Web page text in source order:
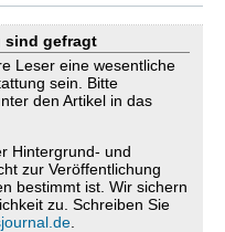
sind gefragt
Leser eine wesentliche
sein. Bitte
den Artikel in das
Hintergrund- und
zur Veröffentlichung
bestimmt ist. Wir sichern
zu. Schreiben Sie